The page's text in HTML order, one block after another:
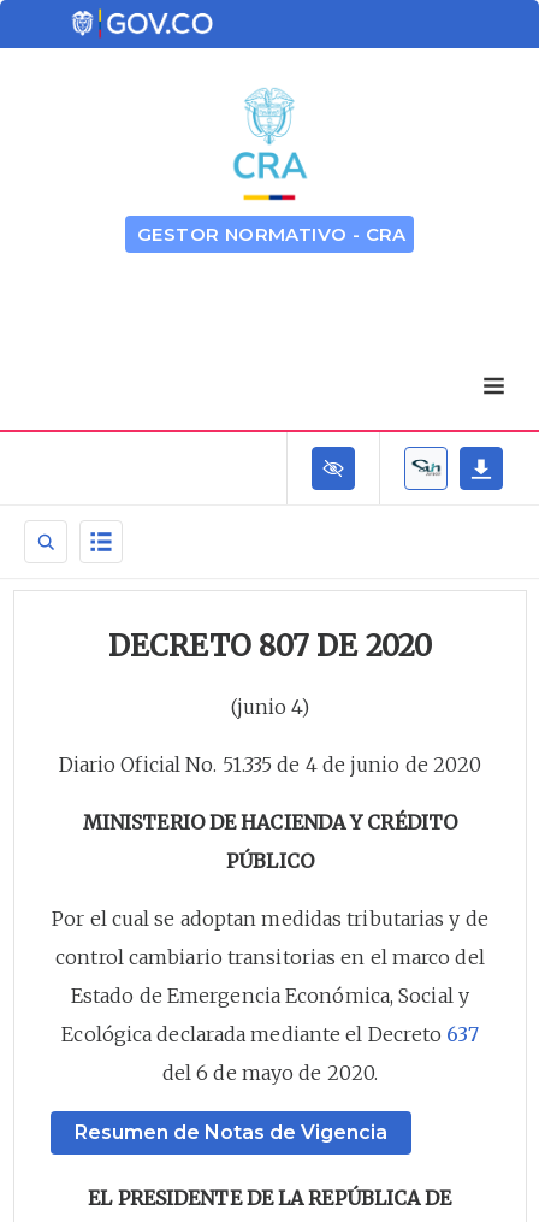
GESTOR NORMATIVO - CRA
DECRETO 807 DE 2020
(junio 4)
Diario Oficial No. 51.335 de 4 de junio de 2020
MINISTERIO DE HACIENDA Y CRÉDITO
PÚBLICO
Por el cual se adoptan medidas tributarias y de
control cambiario transitorias en el marco del
Estado de Emergencia Económica, Social y
Ecológica declarada mediante el Decreto 637
del 6 de mayo de 2020.
Resumen de Notas de Vigencia
EL PRESIDENTE DE LA REPÚBLICA DE